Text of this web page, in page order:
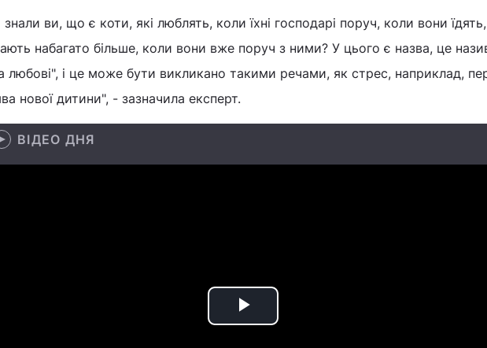
ви, що є коти, які люблять, коли їхні господарі поруч, коли вони
набагато більше, коли вони вже поруч з ними? У цього є назва, це
любові", і це може бути викликано такими речами, як стрес, наприклад,
нової дитини", - зазначила експерт.
ВІДЕО ДНЯ
Play